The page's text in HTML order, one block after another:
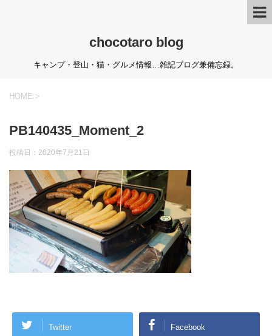
chocotaro blog
キャンプ・登山・猫・グルメ情報…雑記ブログ兼備忘録。
HOME >
PB140435_Moment_2
投稿日： 2020年7月21日
Twitter Facebook